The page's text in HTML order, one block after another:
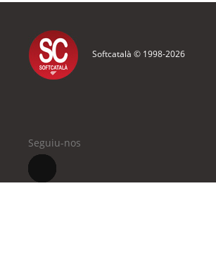
Softcatalà © 1998-2026
Seguiu-nos